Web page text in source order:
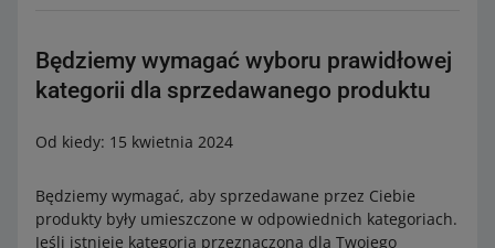
rzeczywista waga paczki – maksymalnie 10 kg
szerokość – maksymalnie 40 cm
Nadanie w/do pozostałych punktów odbioru DPD:
Będziemy wymagać wyboru prawidłowej
kategorii dla sprzedawanego produktu
Od kiedy: 15 kwietnia 2024
Będziemy wymagać, aby sprzedawane przez Ciebie
produkty były umieszczone w odpowiednich kategoriach.
Jeśli istnieje kategoria przeznaczona dla Twojego